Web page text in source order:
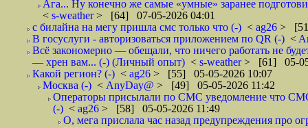
Ага... Ну конечно же самые «умные» заранее
< s-weather> [64] 07-05-2026 04:01
с билайна на мегу пришла смс только что (-) < ag26 >
В госуслуги - авторизоваться приложением по QR (-) <
Всё закономерно — обещали, что ничего работать не
— хрен вам... (-) (Личный опыт) < s-weather> [61] 05-
Какой регион? (-) < ag26 > [55] 05-05-2026 10:07
Москва (-) < AnyDay@ > [49] 05-05-2026 11:42
Операторы присылали по СМС уведомление что
(-) < ag26 > [58] 05-05-2026 11:49
О, мега прислала час назад предупреждения про